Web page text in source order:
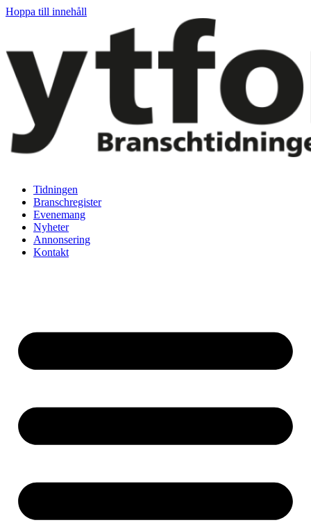
Hoppa till innehåll
Tidningen
Branschregister
Evenemang
Nyheter
Annonsering
Kontakt